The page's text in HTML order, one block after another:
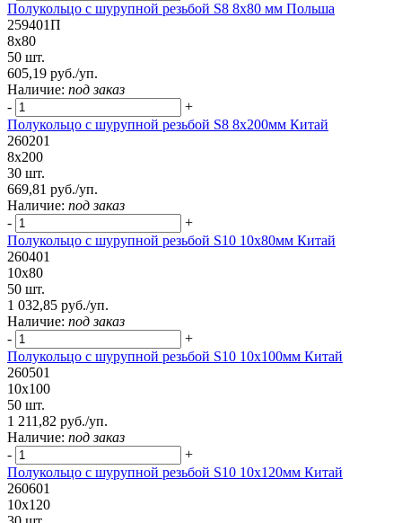
Полукольцо с шурупной резьбой S8 8х80 мм Польша
259401П
8х80
50 шт.
605,19 руб./уп.
Наличие: под заказ
-
+
Полукольцо с шурупной резьбой S8 8х200мм Китай
260201
8х200
30 шт.
669,81 руб./уп.
Наличие: под заказ
-
+
Полукольцо с шурупной резьбой S10 10х80мм Китай
260401
10х80
50 шт.
1 032,85 руб./уп.
Наличие: под заказ
-
+
Полукольцо с шурупной резьбой S10 10х100мм Китай
260501
10х100
50 шт.
1 211,82 руб./уп.
Наличие: под заказ
-
+
Полукольцо с шурупной резьбой S10 10х120мм Китай
260601
10х120